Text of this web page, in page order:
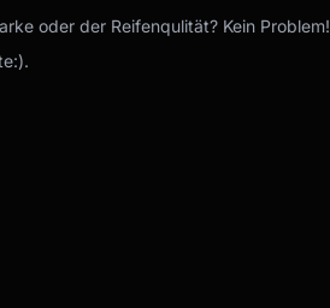
oder der Reifenqulität? Kein Problem!